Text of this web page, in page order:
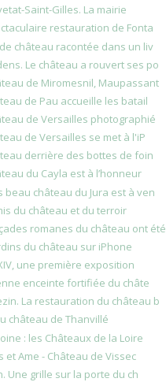
Saint-Gilles. La mairie
restauration de Fonta
château racontée dans un liv
Le château a rouvert ses po
de Miromesnil, Maupassant
de Pau accueille les batail
de Versailles photographié
de Versailles se met à l'iP
derrière des bottes de foin
du Cayla est à l’honneur
beau château du Jura est à ven
du château et du terroir
romanes du château ont été
du château sur iPhone
une première exposition
enceinte fortifiée du châte
La restauration du château b
château de Thanvillé
: les Châteaux de la Loire
et Ame - Château de Vissec
Une grille sur la porte du ch